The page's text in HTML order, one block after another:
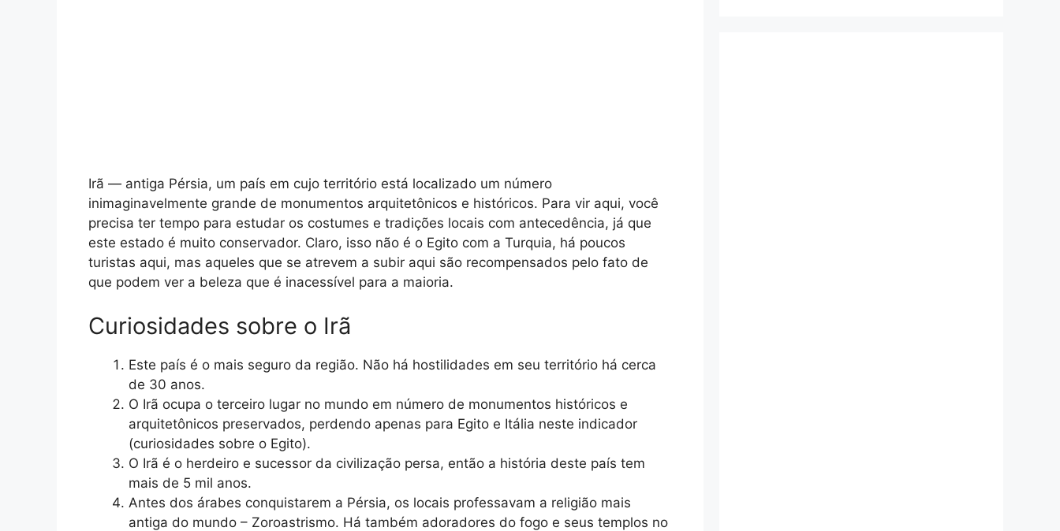
Irã — antiga Pérsia, um país em cujo território está localizado um número
inimaginavelmente grande de monumentos arquitetônicos e históricos. Para vir aqui, você
precisa ter tempo para estudar os costumes e tradições locais com antecedência, já que
este estado é muito conservador. Claro, isso não é o Egito com a Turquia, há poucos
turistas aqui, mas aqueles que se atrevem a subir aqui são recompensados ​​pelo fato de
que podem ver a beleza que é inacessível para a maioria.
Curiosidades sobre o Irã
Este país é o mais seguro da região. Não há hostilidades em seu território há cerca
de 30 anos.
O Irã ocupa o terceiro lugar no mundo em número de monumentos históricos e
arquitetônicos preservados, perdendo apenas para Egito e Itália neste indicador
(curiosidades sobre o Egito).
O Irã é o herdeiro e sucessor da civilização persa, então a história deste país tem
mais de 5 mil anos.
Antes dos árabes conquistarem a Pérsia, os locais professavam a religião mais
antiga do mundo – Zoroastrismo. Há também adoradores do fogo e seus templos no